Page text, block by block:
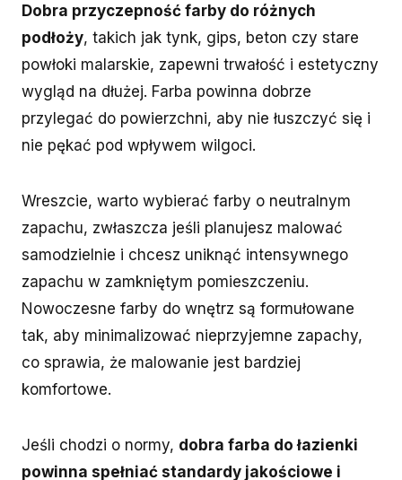
Dobra przyczepność farby do różnych
podłoży, takich jak tynk, gips, beton czy stare
powłoki malarskie, zapewni trwałość i estetyczny
wygląd na dłużej. Farba powinna dobrze
przylegać do powierzchni, aby nie łuszczyć się i
nie pękać pod wpływem wilgoci.
Wreszcie, warto wybierać farby o neutralnym
zapachu, zwłaszcza jeśli planujesz malować
samodzielnie i chcesz uniknąć intensywnego
zapachu w zamkniętym pomieszczeniu.
Nowoczesne farby do wnętrz są formułowane
tak, aby minimalizować nieprzyjemne zapachy,
co sprawia, że malowanie jest bardziej
komfortowe.
Jeśli chodzi o normy, dobra farba do łazienki
powinna spełniać standardy jakościowe i